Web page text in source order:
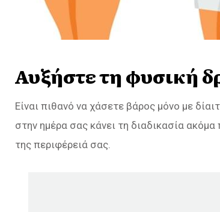
Αυξήστε τη φυσική
Είναι πιθανό να χάσετε βάρος μόνο με
στην ημέρα σας κάνει τη διαδικασία
της περιφέρειά σας.